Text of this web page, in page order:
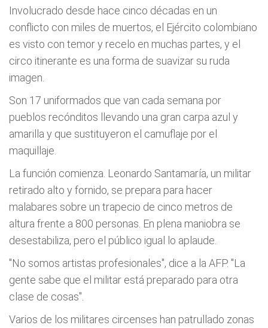
Involucrado desde hace cinco décadas en un
conflicto con miles de muertos, el Ejército colombiano
es visto con temor y recelo en muchas partes, y el
circo itinerante es una forma de suavizar su ruda
imagen.
Son 17 uniformados que van cada semana por
pueblos recónditos llevando una gran carpa azul y
amarilla y que sustituyeron el camuflaje por el
maquillaje.
La función comienza. Leonardo Santamaría, un militar
retirado alto y fornido, se prepara para hacer
malabares sobre un trapecio de cinco metros de
altura frente a 800 personas. En plena maniobra se
desestabiliza, pero el público igual lo aplaude.
"No somos artistas profesionales", dice a la AFP. "La
gente sabe que el militar está preparado para otra
clase de cosas".
Varios de los militares circenses han patrullado zonas